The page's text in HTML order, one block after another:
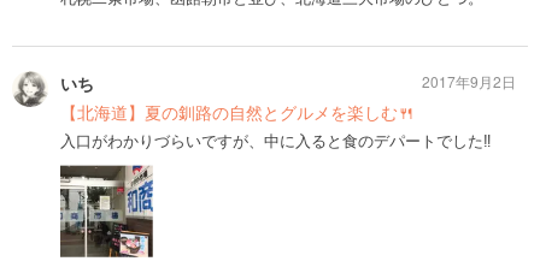
いち
【北海道】夏の釧路の自然とグルメを楽しむ🍴
入口がわかりづらいですが、中に入ると食のデパートでした‼️
2017年9月2日